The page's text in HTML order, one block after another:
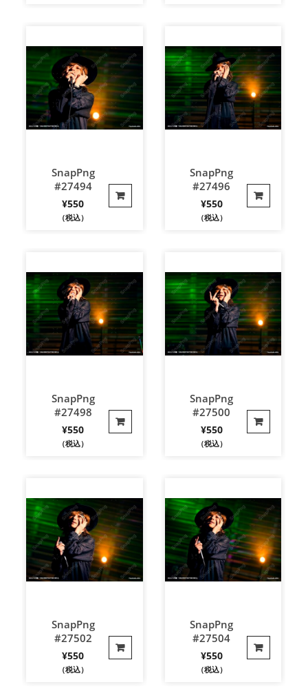
SnapPng
#27494
¥550
（税込）
SnapPng
#27496
¥550
（税込）
SnapPng
#27498
¥550
（税込）
SnapPng
#27500
¥550
（税込）
SnapPng
#27502
¥550
（税込）
SnapPng
#27504
¥550
（税込）